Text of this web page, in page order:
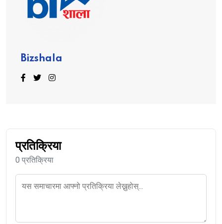
Bizshala
प्रतिक्रिया
0 प्रतिक्रिया